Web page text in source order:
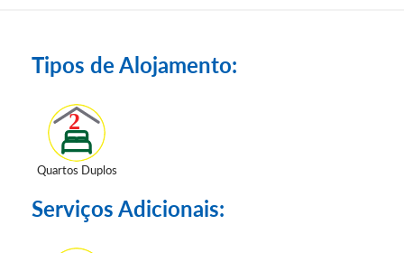
Tipos de Alojamento:
Quartos Duplos
Serviços Adicionais: